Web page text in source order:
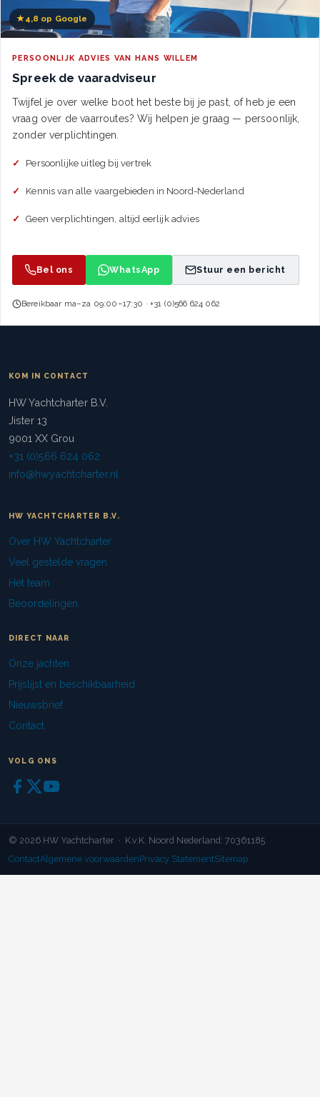
★4,8 op Google
PERSOONLIJK ADVIES VAN HANS WILLEM
Spreek de vaaradviseur
Twijfel je over welke boot het beste bij je past, of heb je een
vraag over de vaarroutes? Wij helpen je graag — persoonlijk,
zonder verplichtingen.
Persoonlijke uitleg bij vertrek
Kennis van alle vaargebieden in Noord-Nederland
Geen verplichtingen, altijd eerlijk advies
Bel ons WhatsApp Stuur een bericht
Bereikbaar ma–za 09:00–17:30 · +31 (0)566 624 062
KOM IN CONTACT
HW Yachtcharter B.V.
Jister 13
9001 XX Grou
+31 (0)566 624 062
info@hwyachtcharter.nl
HW YACHTCHARTER B.V.
Over HW Yachtcharter
Veel gestelde vragen
Het team
Beoordelingen
DIRECT NAAR
Onze jachten
Prijslijst en beschikbaarheid
Nieuwsbrief
Contact
VOLG ONS
© 2026 HW Yachtcharter · K.v.K. Noord Nederland: 70361185
ContactAlgemene voorwaardenPrivacy StatementSitemap